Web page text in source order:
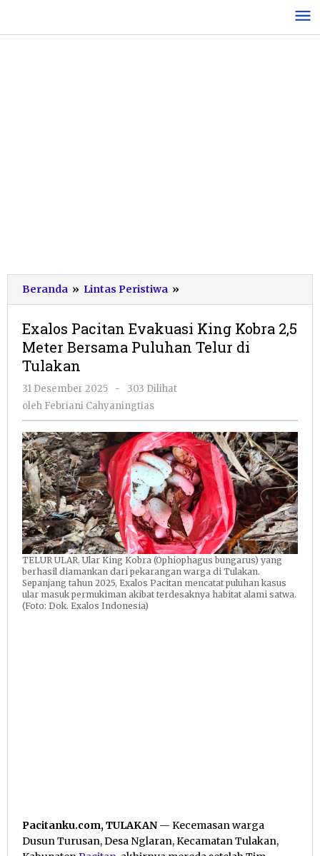
konten
Beranda » Lintas Peristiwa »
Pacitan
King
Kobra
Telur
di
Tulakan
Exalos Pacitan Evakuasi King Kobra 2,5
Meter Bersama Puluhan Telur di
Tulakan
31 Desember 2025
oleh
Febriani
Cahyaningtias
-
303 Dilihat
oleh Febriani Cahyaningtias
TELUR ULAR. Ular King Kobra (Ophiophagus bungarus) yang
berhasil diamankan dari pekarangan warga di Tulakan.
Sepanjang tahun 2025, Exalos Pacitan mencatat puluhan kasus
ular masuk permukiman akibat terdesaknya habitat alami satwa.
(Foto: Dok. Exalos Indonesia)
Pacitanku.com, TULAKAN — Kecemasan warga
Dusun Turusan, Desa Nglaran, Kecamatan Tulakan,